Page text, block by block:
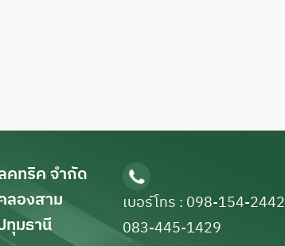
คทริค จำกัด
องสาม
มธานี
เบอร์โทร : 098-154-2442
083-445-1429